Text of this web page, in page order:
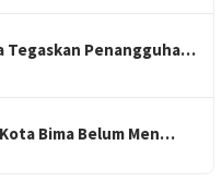
Tegaskan Penangguha…
Bima Belum Men…